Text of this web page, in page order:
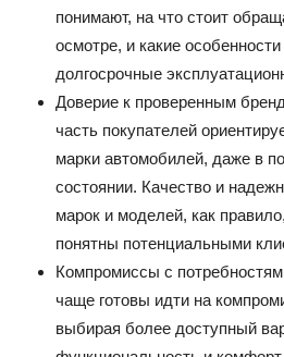
понимают, на что стоит
осмотре, и какие
долгосрочные
Доверие к проверенным
часть покупателей
марки автомобилей, даже в
состоянии. Качество и
марок и моделей, как
понятны потенциальными
Компромиссы с
чаще готовы идти на
выбирая более доступный